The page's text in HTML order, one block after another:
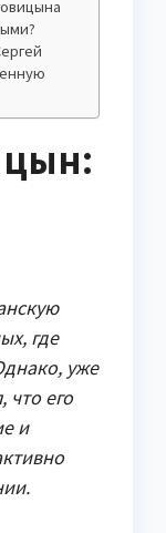
где
уже
что его
и